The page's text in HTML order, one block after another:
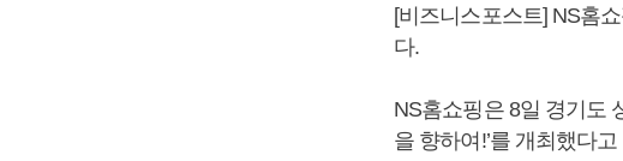
[비즈니스포스트] NS홈
다.
NS홈쇼핑은 8일 경기도
을 향하여!’를 개최했다